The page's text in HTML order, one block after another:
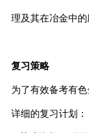
理及其在冶金中的
复习策略
为了有效备考有
详细的复习计划：